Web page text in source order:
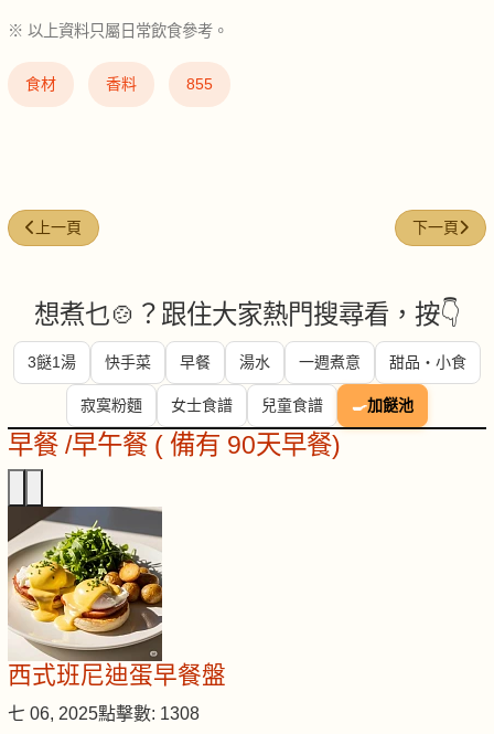
※ 以上資料只屬日常飲食參考。
食材 香料 855
上一篇文章: 沙茶醬 (shacha-sauce)
上一頁 下一篇文
下一頁
想煮乜🍲？跟住大家熱門搜尋看，按👇
3餸1湯 快手菜 早餐 湯水 一週煮意 甜品・小食
寂寞粉麵 女士食譜 兒童食譜 🍳加餸池
早餐 /早午餐 ( 備有 90天早餐)
西式班尼迪蛋早餐盤
七 06, 2025點擊數: 1308